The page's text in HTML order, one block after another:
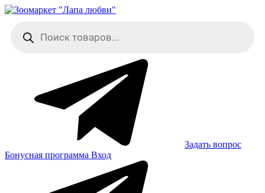
Skip
content
товаров
Задать вопрос
Бонусная программа Вход